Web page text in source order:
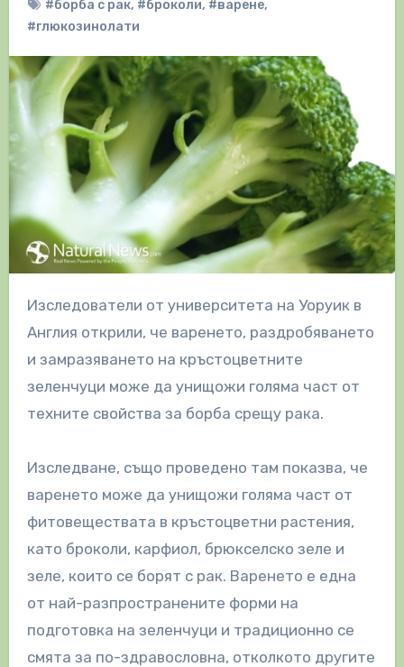
#борба с рак, #броколи, #варене,
#глюкозинолати
Изследователи от университета на Уоруик в
Англия открили, че варенето, раздробяването
и замразяването на кръстоцветните
зеленчуци може да унищожи голяма част от
техните свойства за борба срещу рака.
Изследване, също проведено там показва, че
варенето може да унищожи голяма част от
фитовеществата в кръстоцветни растения,
като броколи, карфиол, брюкселско зеле и
зеле, които се борят с рак. Варенето е една
от най-разпространените форми на
подготовка на зеленчуци и традиционно се
смята за по-здравословна, отколкото другите